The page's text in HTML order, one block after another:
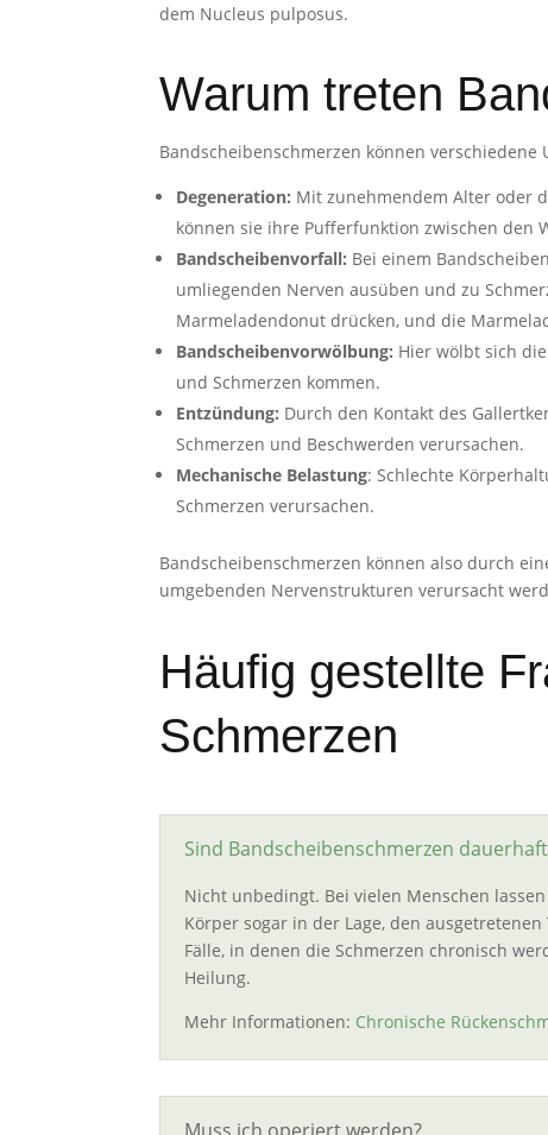
dem Nucleus pulposus.
Warum treten
Bandscheibenschmerzen können verschiedene
Degeneration: Mit zunehmendem Alter oder
können sie ihre Pufferfunktion zwischen den
Bandscheibenvorfall: Bei einem
umliegenden Nerven ausüben und zu
Marmeladendonut drücken, und die
Bandscheibenvorwölbung: Hier wölbt sich
und Schmerzen kommen.
Entzündung: Durch den Kontakt des
Schmerzen und Beschwerden verursachen.
Mechanische Belastung: Schlechte
Schmerzen verursachen.
Bandscheibenschmerzen können also durch
umgebenden Nervenstrukturen verursacht
Häufig gestellte
Schmerzen
Sind Bandscheibenschmerzen
Nicht unbedingt. Bei vielen Menschen
Körper sogar in der Lage, den
Fälle, in denen die Schmerzen chronisch
Heilung.
Mehr Informationen: Chronische